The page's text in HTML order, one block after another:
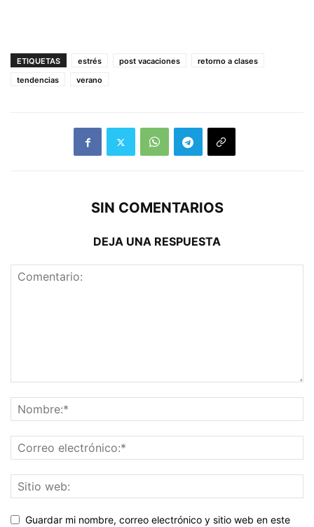
ETIQUETAS estrés post vacaciones
retorno a clases
tendencias
verano
SIN COMENTARIOS
DEJA UNA RESPUESTA
Guardar mi nombre, correo electrónico y sitio web en este